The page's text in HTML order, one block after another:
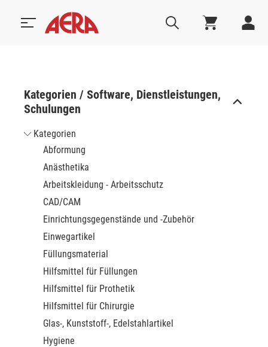
Kategorien / Software, Dienstleistungen,
Schulungen
Kategorien
Abformung
Anästhetika
Arbeitskleidung - Arbeitsschutz
CAD/CAM
Einrichtungsgegenstände und -Zubehör
Einwegartikel
Füllungsmaterial
Hilfsmittel für Füllungen
Hilfsmittel für Prothetik
Hilfsmittel für Chirurgie
Glas-, Kunststoff-, Edelstahlartikel
Hygiene